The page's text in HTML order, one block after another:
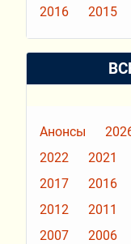
2016
2015
Анонсы
2022
2021
2017
2016
2012
2011
2007
2006